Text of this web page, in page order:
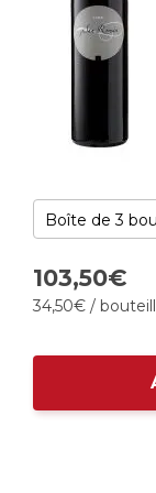
103,50€
34,50€ /